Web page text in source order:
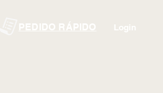
PEDIDO RÁPIDO Login